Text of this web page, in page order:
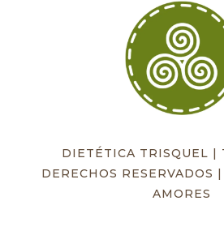
DIETÉTICA TRISQUEL |
DERECHOS RESERVADOS
AMORES